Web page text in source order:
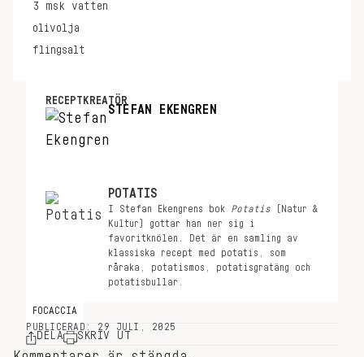
3 msk
vatten
olivolja
flingsalt
RECEPTKREATÖR
STEFAN EKENGREN
POTATIS
I Stefan Ekengrens bok Potatis
(Natur &
Kultur) gottar han ner sig i
favoritknölen. Det är en samling av
klassiska recept med potatis, som
råraka, potatismos, potatisgratäng och
potatisbullar.
FOCACCIA
PUBLICERAD: 29 JULI, 2025
DELA SKRIV UT